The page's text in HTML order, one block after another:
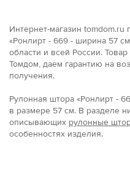
Интернет-магазин tomdom.ru
«Ронлирт - 669 - ширина 57
области и всей России.
Томдом, даем гарантию на
получения.
Рулонная штора «Ронлирт -
в размерe 57 см. В разделе
описывающих рулонные
особенностях изделия.